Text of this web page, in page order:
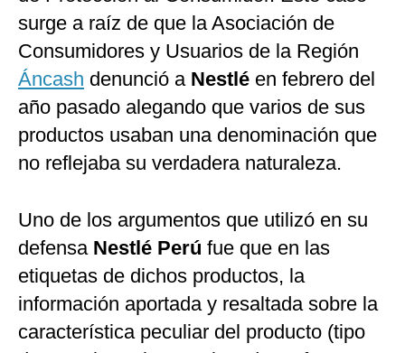
surge a raíz de que la Asociación de
Consumidores y Usuarios de la Región
Áncash denunció a Nestlé en febrero del
año pasado alegando que varios de sus
productos usaban una denominación que
no reflejaba su verdadera naturaleza.
Uno de los argumentos que utilizó en su
defensa Nestlé Perú fue que en las
etiquetas de dichos productos, la
información aportada y resaltada sobre la
característica peculiar del producto (tipo